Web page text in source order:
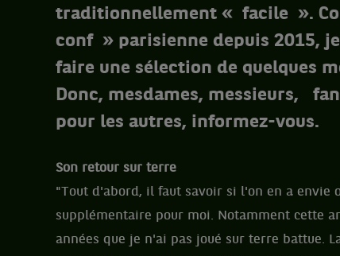
traditionnellement « facile ».
conf » parisienne depuis 2015,
faire une sélection de quelques
Donc, mesdames, messieurs,
pour les autres, informez-vous.
Son retour sur terre
"Tout d'abord, il faut savoir si l'on en a envie
supplémentaire pour moi. Notamment cette
années que je n'ai pas joué sur terre battue.